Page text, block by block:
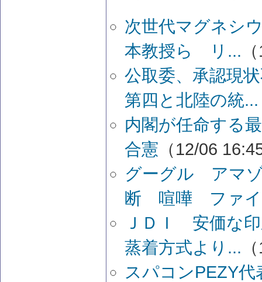
次世代マグネシ
本教授ら リ...
公取委、承認現
第四と北陸の統...
内閣が任命する
合憲 （12/06
グーグル アマ
断 喧嘩 ファ
ＪＤＩ 安価な
蒸着方式より...
スパコンPEZY